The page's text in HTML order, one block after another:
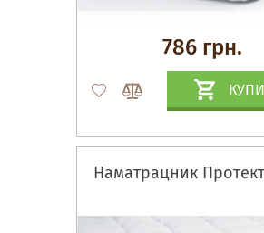
786 грн.
Наматрацник